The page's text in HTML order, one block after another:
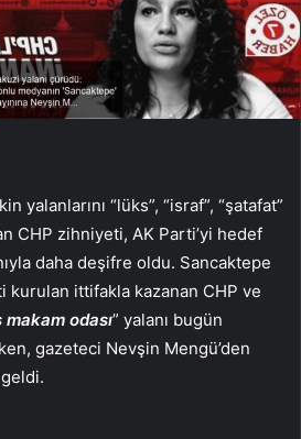
yalanlarını “lüks”, “israf”, “şatafat”
CHP zihniyeti, AK Parti’yi hedef
daha deşifre oldu. Sancaktepe
kurulan ittifakla kazanan CHP ve
makam odası” yalanı bugün
gazeteci Nevşin Mengü’den